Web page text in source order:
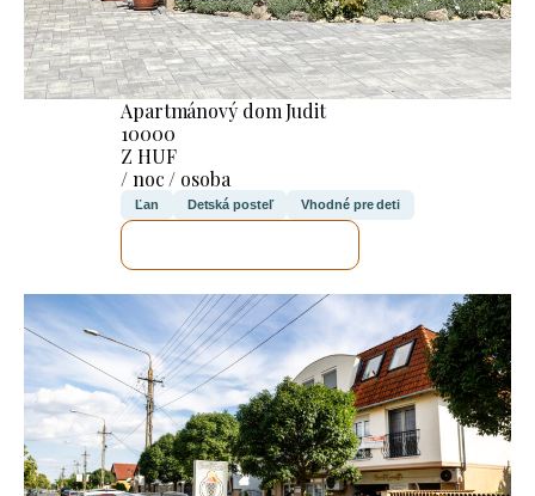
Apartmánový dom Judit
10000
Z HUF
/ noc / osoba
Ľan Detská posteľ Vhodné pre deti